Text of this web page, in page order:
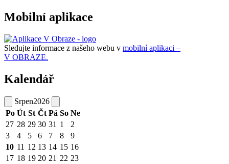
Mobilní aplikace
Sledujte informace z našeho webu v mobilní aplikaci –
V OBRAZE.
Kalendář
Srpen2026
Po Út St Čt Pá So Ne
27 28 29 30 31 1
2
3
4 5 6 7 8
9
10 11 12 13 14 15 16
17 18 19 20 21 22 23